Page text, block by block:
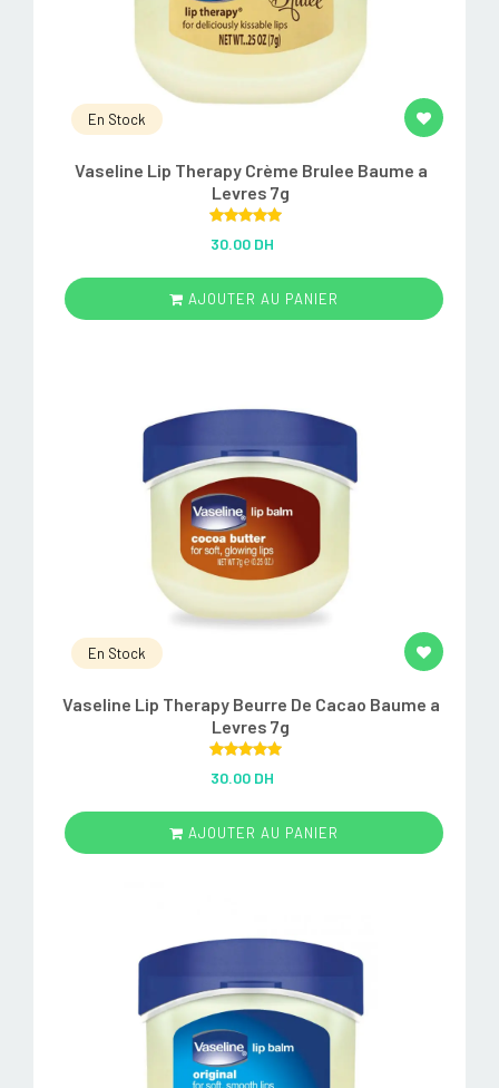
En Stock
Vaseline Lip Therapy Crème Brulee Baume a
Levres 7g
out of 5
30.00 DH
AJOUTER AU PANIER
En Stock
Vaseline Lip Therapy Beurre De Cacao Baume a
Levres 7g
out of 5
30.00 DH
AJOUTER AU PANIER